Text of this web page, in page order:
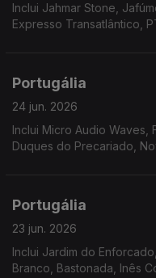
Inclui Jahmar Stone,
Expresso Transatlântico,
Portugália
24 jun. 2026
Inclui Micro Audio Waves,
Duques do Precariado,
Portugália
23 jun. 2026
Inclui Jardim do
Branco, Bastonada, Inês